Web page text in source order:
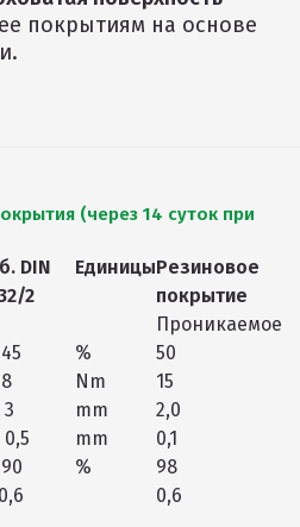
покрытиям на основе
(через 14 суток при
DIN
2
ЕдиницыРезиновое
покрытие
Проникаемое
%
50
Nm
15
mm
2,0
mm
0,1
%
98
0,6